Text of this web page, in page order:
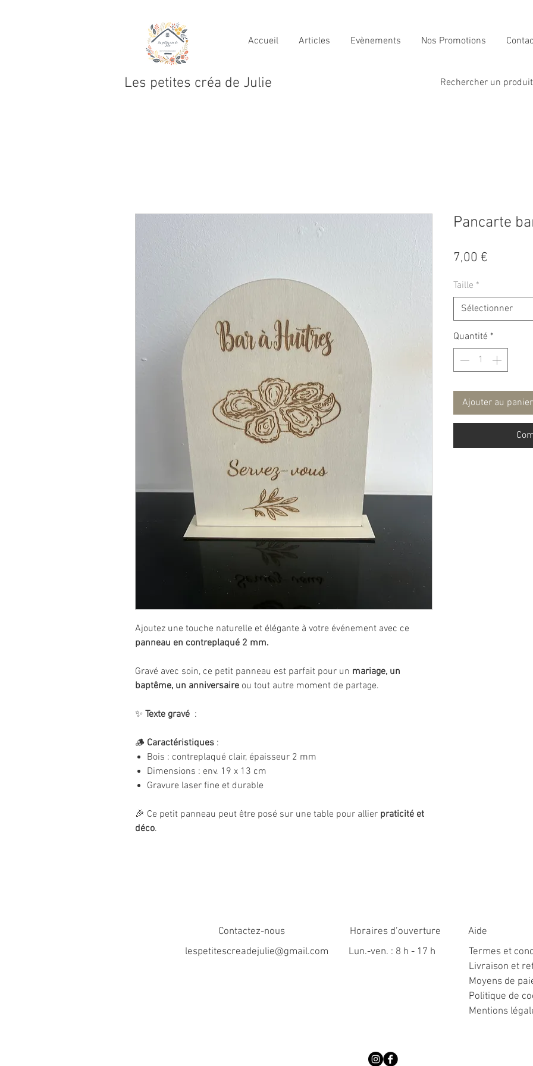
Accueil Articles Evènements Nos Promotions
Rechercher un
Les petites créa de Julie
Ajoutez une touche naturelle et élégante à votre événement avec ce
panneau en contreplaqué 2 mm.
Gravé avec soin, ce petit panneau est parfait pour un mariage, un
baptême, un anniversaire ou tout autre moment de partage.
✨ Texte gravé :
🪵 Caractéristiques :
Bois : contreplaqué clair, épaisseur 2 mm
Dimensions : env. 19 x 13 cm
Gravure laser fine et durable
🎉 Ce petit panneau peut être posé sur une table pour allier praticité et
déco.
Pancarte
7,00 €
Taille *
Sélectionner
Quantité *
Ajouter au panier
Contactez-nous
lespetitescreadejulie@gmail.com
Horaires d’ouverture
Lun.-ven. : 8 h - 17 h
Aide
Termes et
Livraison et
Moyens de
Politique de
Mentions